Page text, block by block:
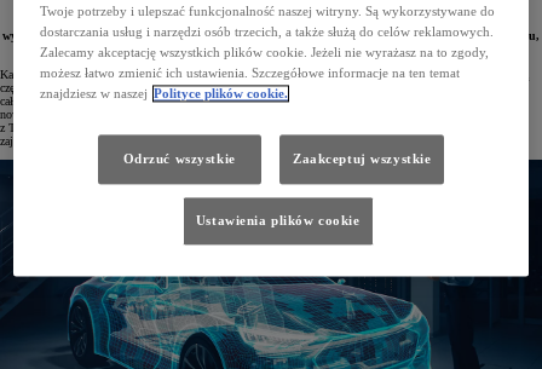
Toyota stawia bezpieczeństwo kierowców na pierwszym miejscu. Już ponad 50 milionów pojazdów
marki wyposażono w zaawansowane systemy Toyota Safety Sense, które pomagają zapobiegać
wypadkom lub ograniczać ich konsekwencje. Dzięki temu Toyota konsekwentnie dąży do swojego celu,
jakim jest całkowite wyeliminowanie wypadków drogowych.
Każdego roku Toyota inwestuje w badania i rozwój kwotę odpowiadającą około 32,3 mld zł, z czego znaczną
część przeznacza na innowacje w zakresie bezpieczeństwa pojazdów i ruchu drogowego. Misją koncernu jest
całkowite wyeliminowanie wypadków, dlatego w laboratoriach i ośrodkach badawczych nieustannie powstają
nowe rozwiązania zwiększające bezpieczeństwo. Kluczową rolę w tym procesie odgrywają inżynierowie
z Toyota Research Institute oraz Toyota Collaborative Safety Research Center – czołowych jednostek marki
zajmujących się technologiami ochrony kierowców i pasażerów.
Twoje potrzeby i ulepszać funkcjonalność naszej witryny. Są wykorzystywane do
dostarczania usług i narzędzi osób trzecich, a także służą do celów reklamowych.
Zalecamy akceptację wszystkich plików cookie. Jeżeli nie wyrażasz na to zgody,
możesz łatwo zmienić ich ustawienia. Szczegółowe informacje na ten temat
znajdziesz w naszej Polityce plików cookie.
Odrzuć wszystkie Zaakceptuj wszystkie
Ustawienia plików cookie